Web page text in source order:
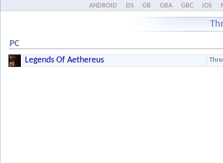
ANDROID
DS GB GBA GBC IOS
PC
Legends Of Aethereus